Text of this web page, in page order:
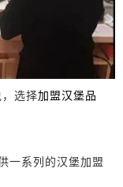
选择加盟汉堡品
一系列的汉堡加盟